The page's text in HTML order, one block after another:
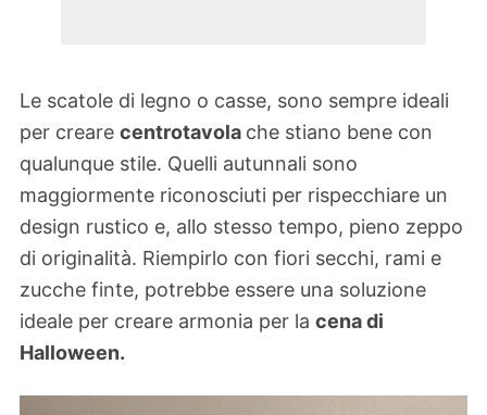
Le scatole di legno o casse, sono sempre ideali
per creare centrotavola che stiano bene con
qualunque stile. Quelli autunnali sono
maggiormente riconosciuti per rispecchiare un
design rustico e, allo stesso tempo, pieno zeppo
di originalità. Riempirlo con fiori secchi, rami e
zucche finte, potrebbe essere una soluzione
ideale per creare armonia per la cena di
Halloween.